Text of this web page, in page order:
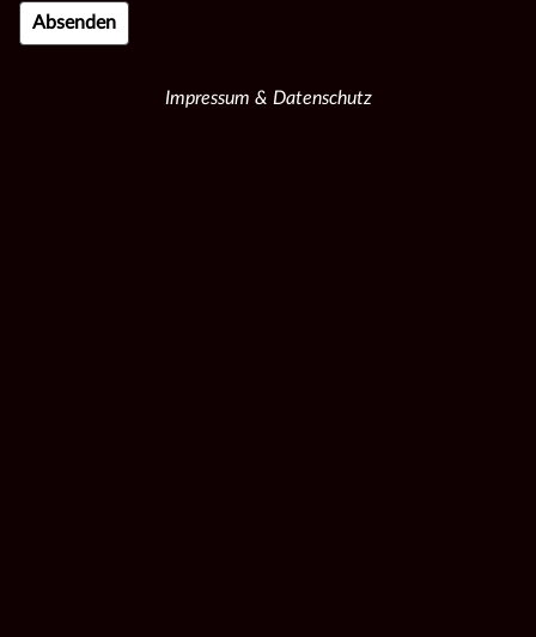
Impressum & Datenschutz